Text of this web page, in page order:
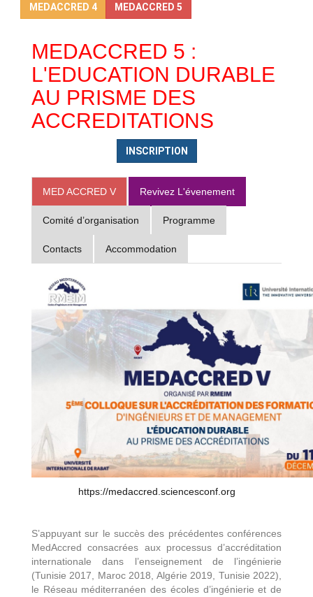
MEDACCRED 4 MEDACCRED 5
MEDACCRED 5 :
L'EDUCATION DURABLE
AU PRISME DES
ACCREDITATIONS
INSCRIPTION
MED ACCRED V Revivez L'évenement
Comité d’organisation Programme
Contacts Accommodation
https://medaccred.sciencesconf.org
S’appuyant sur le succès des précédentes conférences
MedAccred consacrées aux processus d’accréditation
internationale dans l’enseignement de l’ingénierie
(Tunisie 2017, Maroc 2018, Algérie 2019, Tunisie 2022),
le Réseau méditerranéen des écoles d’ingénierie et de